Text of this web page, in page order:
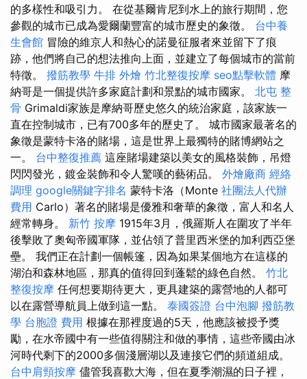
的多樣性和吸引力。 在從基爾肯尼到水上的旅行期間，您
參觀的城市已成為愛爾蘭豐富的城市歷史的象徵。 台中養
生會館 冒險的維京人和熱心的諾曼征服者來並留下了痕
跡，他們將自己的想法推向上面，並建立了每個城市的當前
特徵。 撥筋教學 牛排 外燴 竹北整復按摩 seo點擊軟體 摩
納哥是一個提供許多家庭計劃和景點的城市國家。 北屯 整
骨 Grimaldi家族是摩納哥歷史悠久的統治家庭，該家族一
直在控制城市，已有700多年的歷史了。 城市國家最著名的
象徵是蒙特卡洛的賭場，這是世界上最獨特的賭博網站之
一。 台中整復推薦 這座賭場建築以美女的風格裝飾，吊燈
閃閃發光，鍍金裝飾和令人驚嘆的藝術品。 外燴廠商 經絡
調理 google關鍵字排名 蒙特卡洛（Monte 社團法人代辦
費用 Carlo）著名的賭場是優雅和奢華的象徵，富人和名人
經常轉身。 新竹 按摩 1915年3月，俄羅斯人在圍攻了半年
後擊敗了奧匈帝國軍隊，並佔領了普里西米堡的加利西亞堡
壘。 我們正在計劃一個帳篷，因為如果某個地方在這樣的
湖泊和森林地區，那真的值得回到蓬鬆的綠色自然。 竹北
整復按摩 任何想要期待更大，更具建築的露營地的人都可
以在露營導航員上做到這一點。 泰國簽證 台中泡腳 撥筋教
學 台胞證 費用 根據在那裡度過的5天，他應該被授予獎
勵，在水帝國中有一些值得關注和做的事情，這些帝國由冰
河時代剩下的2000多個淺層湖以及連接它們的頻道組成。
台中肩頸按摩 儘管我喜歡大海，但在夏季潮濕的日子裡，